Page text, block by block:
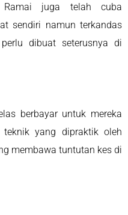
Ramai juga telah cuba
sendiri namun terkandas
dibuat seterusnya di
berbayar untuk mereka
yang dipraktik oleh
membawa tuntutan kes di